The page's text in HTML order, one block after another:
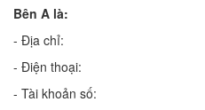
Bên A là:
- Địa chỉ:
- Điện thoại:
- Tài khoản số: